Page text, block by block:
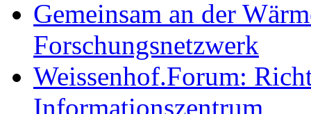
Gemeinsam an der
Forschungsnetzwerk
Weissenhof.Forum:
Informationszentrum